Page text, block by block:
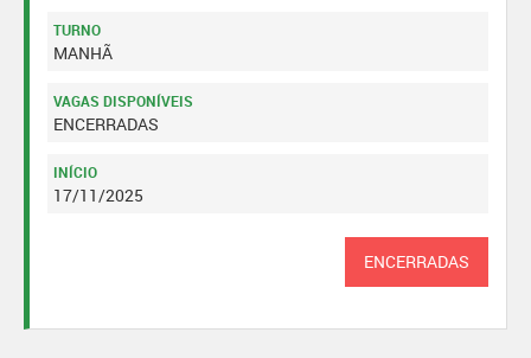
TURNO
MANHÃ
VAGAS DISPONÍVEIS
ENCERRADAS
INÍCIO
17/11/2025
ENCERRADAS